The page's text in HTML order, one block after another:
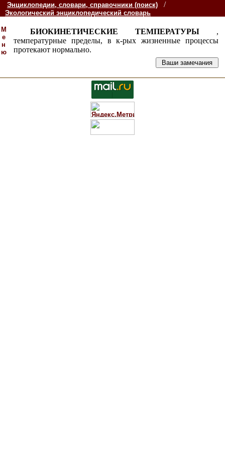
Энциклопедии, словари, справочники (поиск) /
Экологический энциклопедический словарь
М
е
н
ю
БИОКИНЕТИЧЕСКИЕ ТЕМПЕРАТУРЫ ,
температурные пределы, в к-рых жизненные процессы
протекают нормально.